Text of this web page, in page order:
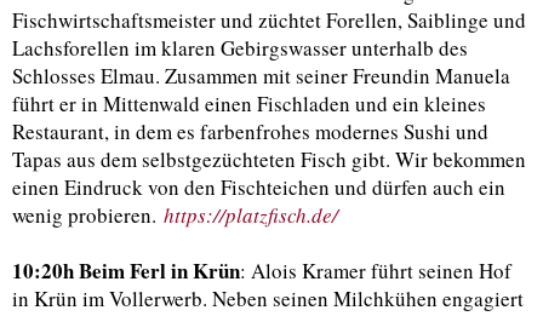
Fischwirtschaftsmeister und züchtet Forellen, Saiblinge und
Lachsforellen im klaren Gebirgswasser unterhalb des
Schlosses Elmau. Zusammen mit seiner Freundin Manuela
führt er in Mittenwald einen Fischladen und ein kleines
Restaurant, in dem es farbenfrohes modernes Sushi und
Tapas aus dem selbstgezüchteten Fisch gibt. Wir bekommen
einen Eindruck von den Fischteichen und dürfen auch ein
wenig probieren. https://platzfisch.de/
10:20h Beim Ferl in Krün: Alois Kramer führt seinen Hof
in Krün im Vollerwerb. Neben seinen Milchkühen engagiert